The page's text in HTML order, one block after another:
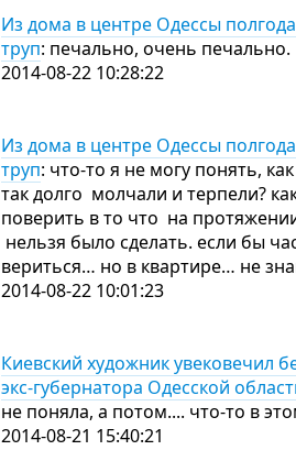
Из дома в центре Одессы
труп: печально, очень печально.
2014-08-22 10:28:22
Из дома в центре Одессы
труп: что-то я не могу понять, как
так долго молчали и терпели?
поверить в то что на
нельзя было сделать. если бы
вериться… но в квартире… не
2014-08-22 10:01:23
Киевский художник увековечил
экс-губернатора Одесской
не поняла, а потом.... что-то в
2014-08-21 15:40:21